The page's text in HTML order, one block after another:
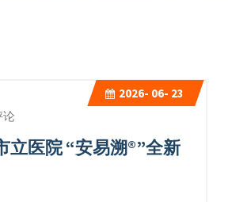
2026- 06- 23
论
立医院 “安易溯®”全新